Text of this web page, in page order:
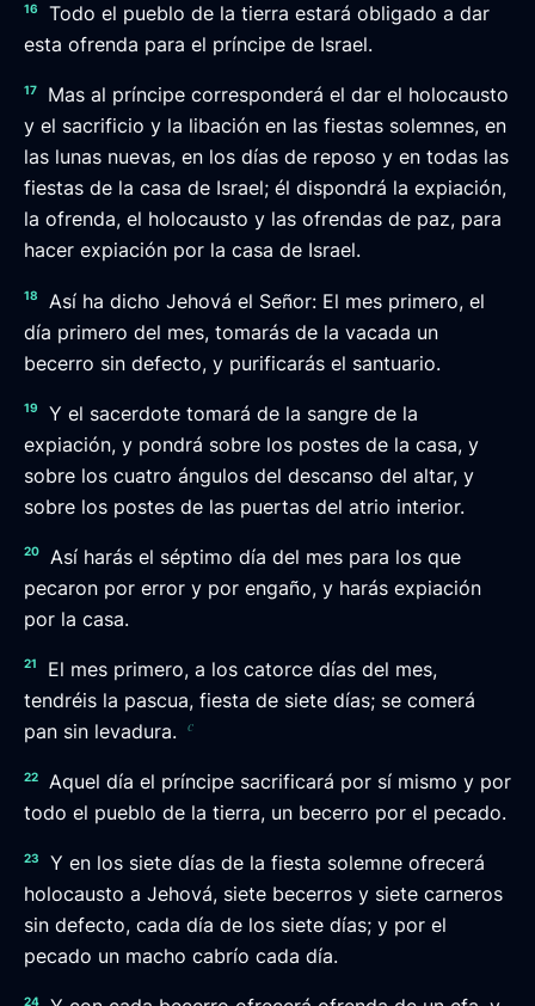
16
Todo el pueblo de la tierra estará obligado a dar
esta ofrenda para el príncipe de Israel.
17
Mas al príncipe corresponderá el dar el holocausto
y el sacrificio y la libación en las fiestas solemnes, en
las lunas nuevas, en los días de reposo y en todas las
fiestas de la casa de Israel; él dispondrá la expiación,
la ofrenda, el holocausto y las ofrendas de paz, para
hacer expiación por la casa de Israel.
18
Así ha dicho Jehová el Señor: El mes primero, el
día primero del mes, tomarás de la vacada un
becerro sin defecto, y purificarás el santuario.
19
Y el sacerdote tomará de la sangre de la
expiación, y pondrá sobre los postes de la casa, y
sobre los cuatro ángulos del descanso del altar, y
sobre los postes de las puertas del atrio interior.
20
Así harás el séptimo día del mes para los que
pecaron por error y por engaño, y harás expiación
por la casa.
21
El mes primero, a los catorce días del mes,
tendréis la pascua, fiesta de siete días; se comerá
pan sin levadura.
c
22
Aquel día el príncipe sacrificará por sí mismo y por
todo el pueblo de la tierra, un becerro por el pecado.
23
Y en los siete días de la fiesta solemne ofrecerá
holocausto a Jehová, siete becerros y siete carneros
sin defecto, cada día de los siete días; y por el
pecado un macho cabrío cada día.
24